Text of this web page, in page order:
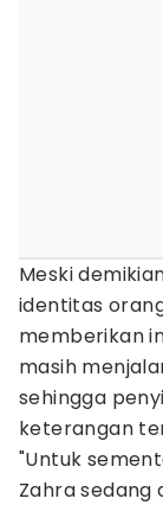
Meski
identitas
memberikan
masih
sehingga
keterangan
"Untuk
Zahra